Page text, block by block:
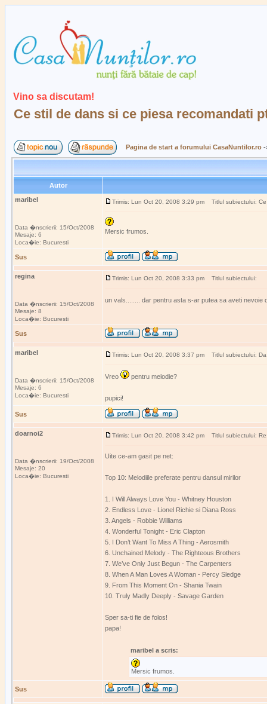
Vino sa discutam!
Ce stil de dans si ce piesa recomandati
Pagina de start a forumului CasaNuntilor.ro
Autor
maribel
Data �nscrierii: 15/Oct/2008
Mesaje: 6
Loca�ie: Bucuresti
Trimis: Lun Oct 20, 2008 3:29 pm Titlul subiectului:
Mersic frumos.
Sus
regina
Data �nscrierii: 15/Oct/2008
Mesaje: 8
Loca�ie: Bucuresti
Trimis: Lun Oct 20, 2008 3:33 pm Titlul subiectului:
un vals........ dar pentru asta s-ar putea sa aveti nevoie
Sus
maribel
Data �nscrierii: 15/Oct/2008
Mesaje: 6
Loca�ie: Bucuresti
Trimis: Lun Oct 20, 2008 3:37 pm Titlul subiectului:
Vreo pentru melodie?
pupici!
Sus
doarnoi2
Data �nscrierii: 19/Oct/2008
Mesaje: 20
Loca�ie: Bucuresti
Trimis: Lun Oct 20, 2008 3:42 pm Titlul subiectului:
Uite ce-am gasit pe net:
Top 10: Melodiile preferate pentru dansul mirilor
1. I Will Always Love You - Whitney Houston
2. Endless Love - Lionel Richie si Diana Ross
3. Angels - Robbie Williams
4. Wonderful Tonight - Eric Clapton
5. I Don’t Want To Miss A Thing - Aerosmith
6. Unchained Melody - The Righteous Brothers
7. We’ve Only Just Begun - The Carpenters
8. When A Man Loves A Woman - Percy Sledge
9. From This Moment On - Shania Twain
10. Truly Madly Deeply - Savage Garden
Sper sa-ti fie de folos!
papa!
maribel a scris:
Mersic frumos.
Sus